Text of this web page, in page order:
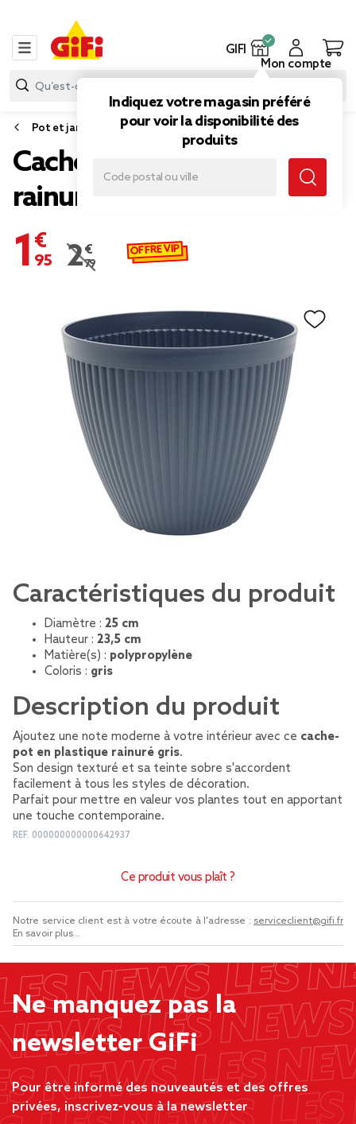
GIFI
Indiquez votre magasin préféré
pour voir la disponibilité des
produits
Mon compte
Pot et jardinière
Cache pot plastique
rainuré gris Ø25xH23,5cm
1,95 €
Prix remisé de 2,79 € à 1,95 €
2,79 € OFFRE VIP
Caractéristiques du produit
Diamètre : 25 cm
Hauteur : 23,5 cm
Matière(s) : polypropylène
Coloris : gris
Description du produit
Ajoutez une note moderne à votre intérieur avec ce cache-
pot en plastique rainuré gris.
Son design texturé et sa teinte sobre s'accordent
facilement à tous les styles de décoration.
Parfait pour mettre en valeur vos plantes tout en apportant
une touche contemporaine.
REF. 000000000000642937
Ce produit vous plaît ?
Notre service client est à votre écoute à l'adresse : serviceclient@gifi.fr
En savoir plus...
Ne manquez pas la
newsletter GiFi
Pour être informé des nouveautés et des offres
privées, inscrivez-vous à la newsletter